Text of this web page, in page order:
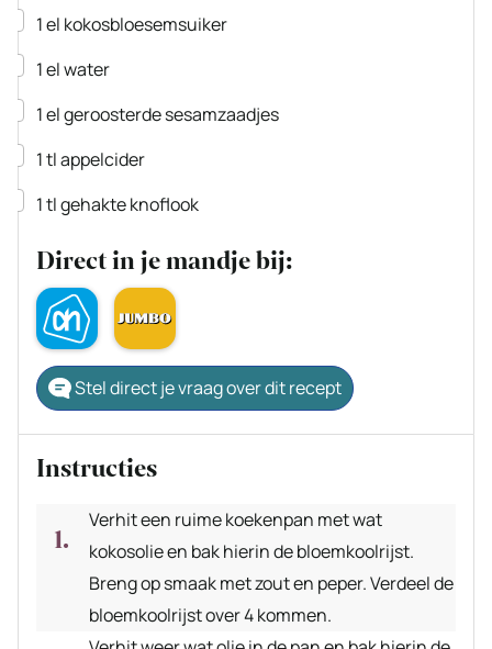
▢
1el kokosbloesemsuiker
▢
1elwater
▢
1elgeroosterde sesamzaadjes
▢
1tlappelcider
▢
1tlgehakte knoflook
Direct in je mandje bij:
Stel direct je vraag over dit recept
Instructies
Verhit een ruime koekenpan met wat
kokosolie en bak hierin de bloemkoolrijst.
Breng op smaak met zout en peper. Verdeel de
bloemkoolrijst over 4 kommen.